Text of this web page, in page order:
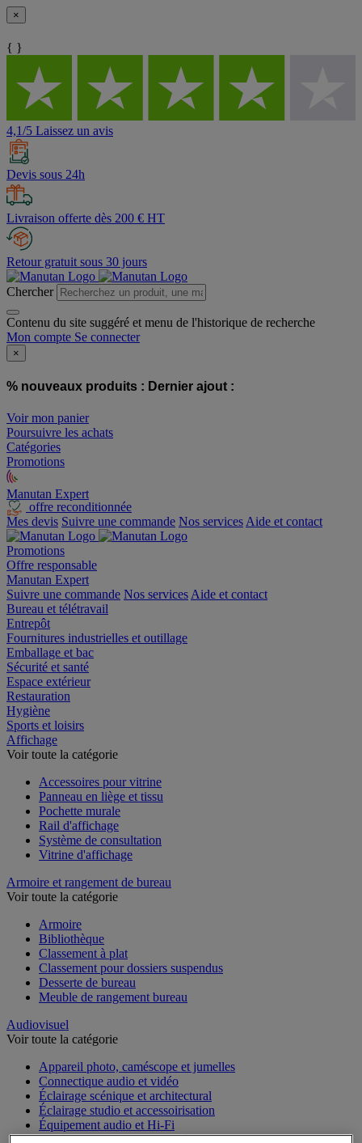
×
{ }
4,1/5 Laissez un avis
Devis sous 24h
Livraison offerte dès 200 € HT
Retour gratuit sous 30 jours
Chercher
Contenu du site suggéré et menu de l'historique de recherche
Mon compte Se connecter
×
% nouveaux produits : Dernier ajout :
Voir mon panier
Poursuivre les achats
Catégories
Promotions
Manutan Expert
offre reconditionnée
Mes devis Suivre une commande Nos services Aide et contact
Promotions
Offre responsable
Manutan Expert
Suivre une commande Nos services Aide et contact
Bureau et télétravail
Entrepôt
Fournitures industrielles et outillage
Emballage et bac
Sécurité et santé
Espace extérieur
Restauration
Hygiène
Sports et loisirs
Affichage
Voir toute la catégorie
Accessoires pour vitrine
Panneau en liège et tissu
Pochette murale
Rail d'affichage
Système de consultation
Vitrine d'affichage
Armoire et rangement de bureau
Voir toute la catégorie
Armoire
Bibliothèque
Classement à plat
Classement pour dossiers suspendus
Desserte de bureau
Meuble de rangement bureau
Audiovisuel
Voir toute la catégorie
Appareil photo, caméscope et jumelles
Connectique audio et vidéo
Éclairage scénique et architectural
Éclairage studio et accessoirisation
Équipement audio et Hi-Fi
Matériel de projection et vidéoprojection